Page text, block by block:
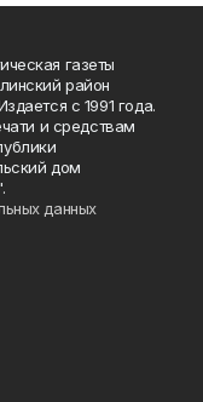
газеты
район
с 1991 года.
и средствам
дом
данных